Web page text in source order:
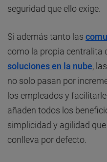
seguridad que ello exige.
Si además tanto las
como la propia centralita
soluciones en la nube,
no solo pasan por
los empleados y
añaden todos los
simplicidad y agilidad
conlleva por defecto.